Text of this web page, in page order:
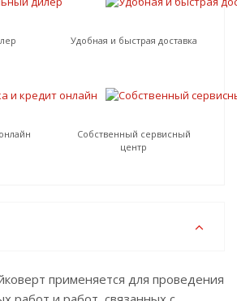
Удобная и быстрая доставка
Собственный сервисный
центр
применяется для проведения